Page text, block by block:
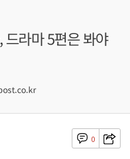
드라마 5편은 봐야
0